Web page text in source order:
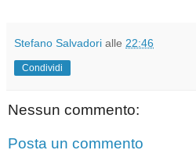
Stefano Salvadori alle 22:46
Condividi
Nessun commento:
Posta un commento